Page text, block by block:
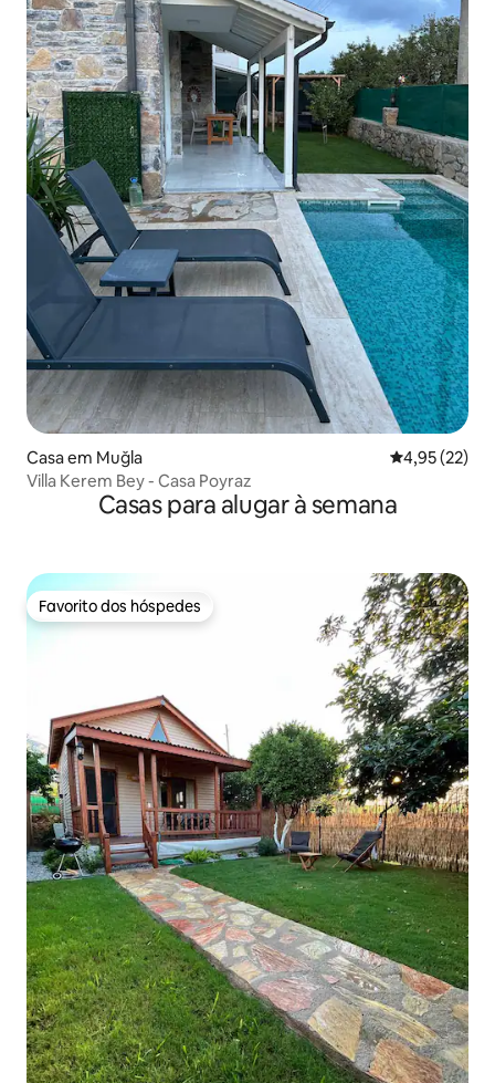
Casa em Muğla Classificação
4,95 (22)
Villa Kerem Bey - Casa Poyraz
Casas para alugar à semana
Favorito dos hóspedes
Favorito dos hóspedes